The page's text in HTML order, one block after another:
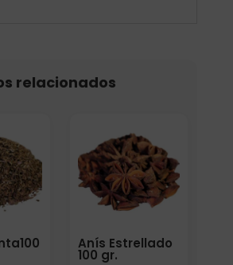
relacionados
Anís Estrellado
100 gr.
Elige: Peso/formato